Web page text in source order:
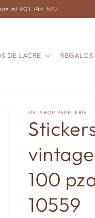
al 901 744 532
DE LACRE REGALOS
ME! SHOP PAPELERÍA
100
10559